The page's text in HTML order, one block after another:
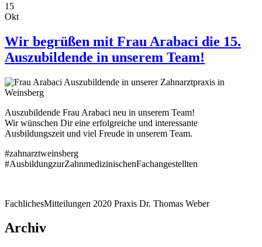
15
Okt
Wir begrüßen mit Frau Arabaci die 15.
Auszubildende in unserem Team!
Auszubildende Frau Arabaci neu in unserem Team!
Wir wünschen Dir eine erfolgreiche und interessante
Ausbildungszeit und viel Freude in unserem Team.
#zahnarztweinsberg
#AusbildungzurZahnmedizinischenFachangestellten
FachlichesMitteilungen 2020 Praxis Dr. Thomas Weber
Archiv